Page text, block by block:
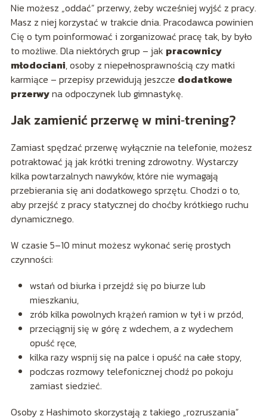
Nie możesz „oddać” przerwy, żeby wcześniej wyjść z pracy.
Masz z niej korzystać w trakcie dnia. Pracodawca powinien
Cię o tym poinformować i zorganizować pracę tak, by było
to możliwe. Dla niektórych grup – jak pracownicy
młodociani, osoby z niepełnosprawnością czy matki
karmiące – przepisy przewidują jeszcze dodatkowe
przerwyna odpoczynek lub gimnastykę.
Jak zamienić przerwę w mini‑trening?
Zamiast spędzać przerwę wyłącznie na telefonie, możesz
potraktować ją jak krótki trening zdrowotny. Wystarczy
kilka powtarzalnych nawyków, które nie wymagają
przebierania się ani dodatkowego sprzętu. Chodzi o to,
aby przejść z pracy statycznej do choćby krótkiego ruchu
dynamicznego.
W czasie 5–10 minut możesz wykonać serię prostych
czynności:
wstań od biurka i przejdź się po biurze lub
mieszkaniu,
zrób kilka powolnych krążeń ramion w tył i w przód,
przeciągnij się w górę z wdechem, a z wydechem
opuść ręce,
kilka razy wspnij się na palce i opuść na całe stopy,
podczas rozmowy telefonicznej chodź po pokoju
zamiast siedzieć.
Osoby z Hashimoto skorzystają z takiego „rozruszania”